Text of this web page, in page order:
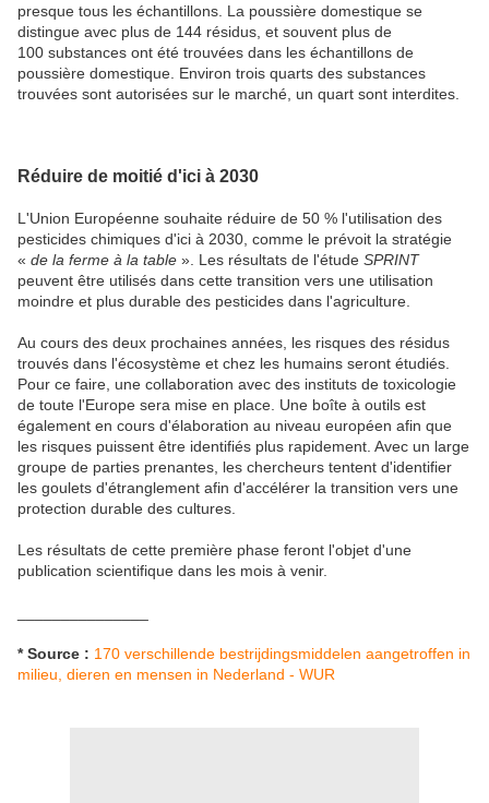
presque tous les échantillons. La poussière domestique se
distingue avec plus de 144 résidus, et souvent plus de
100 substances ont été trouvées dans les échantillons de
poussière domestique. Environ trois quarts des substances
trouvées sont autorisées sur le marché, un quart sont interdites.
Réduire de moitié d'ici à 2030
L'Union Européenne souhaite réduire de 50 % l'utilisation des
pesticides chimiques d'ici à 2030, comme le prévoit la stratégie
« de la ferme à la table ». Les résultats de l'étude SPRINT
peuvent être utilisés dans cette transition vers une utilisation
moindre et plus durable des pesticides dans l'agriculture.
Au cours des deux prochaines années, les risques des résidus
trouvés dans l'écosystème et chez les humains seront étudiés.
Pour ce faire, une collaboration avec des instituts de toxicologie
de toute l'Europe sera mise en place. Une boîte à outils est
également en cours d'élaboration au niveau européen afin que
les risques puissent être identifiés plus rapidement. Avec un large
groupe de parties prenantes, les chercheurs tentent d'identifier
les goulets d'étranglement afin d'accélérer la transition vers une
protection durable des cultures.
Les résultats de cette première phase feront l'objet d'une
publication scientifique dans les mois à venir.
* Source : 170 verschillende bestrijdingsmiddelen aangetroffen in
milieu, dieren en mensen in Nederland - WUR